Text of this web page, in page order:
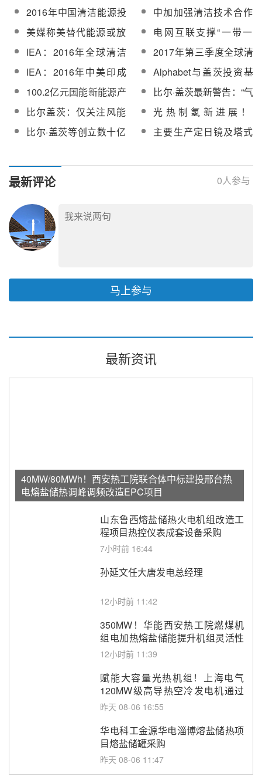
助小企业清洁能源技术
研发
展前景如何？
2016年中国清洁能源投
资达878亿美元
中加加强清洁技术合作
共同履行巴黎协定
美媒称美替代能源或放
缓 亚太将赢得清洁能源
优势
电网互联支撑“一带一
路”：亚非欧电力联网形
成共识
IEA：2016年全球清洁
能源投资连续第三年停
滞
2017年第三季度全球清
洁能源投资达669亿美
元
IEA：2016年中美印成
全球三大能源投资地
Alphabet与盖茨投资基
金合作计划推出新型熔
融盐储能项目
100.2亿元国能新能源产
业投资基金成立！将投
向综合智慧能源等领
域！
比尔·盖茨最新警告：“气
候变化危机可能比新冠
大流行更严重”
比尔盖茨：仅关注风能
太阳能很危险，目前应
对气候变化方法无效！
光热制氢新进展！
Heliogen将联合Bloom
利用聚光集热技术生产
比尔·盖茨等创立数十亿
电制氢技术
主要生产定日镜及塔式
最新评论 0人参与
马上参与
最新资讯
40MW/80MWh！西安热工院联合体中标建投邢台热
电熔盐储热调峰调频改造EPC项目
山东鲁西熔盐储热火电机组改造工
程项目热控仪表成套设备采购
7小时前 16:44
孙延文任大唐发电总经理
12小时前 11:42
350MW！华能西安热工院燃煤机
组电加热熔盐储能提升机组灵活性
改造项目初步设计第三方评审服务
12小时前 11:39
赋能大容量光热机组！上海电气
120MW级高导热空冷发电机通过
型式试验
昨天 08-06 16:55
华电科工金源华电淄博熔盐储热项
目熔盐储罐采购
昨天 08-06 11:47